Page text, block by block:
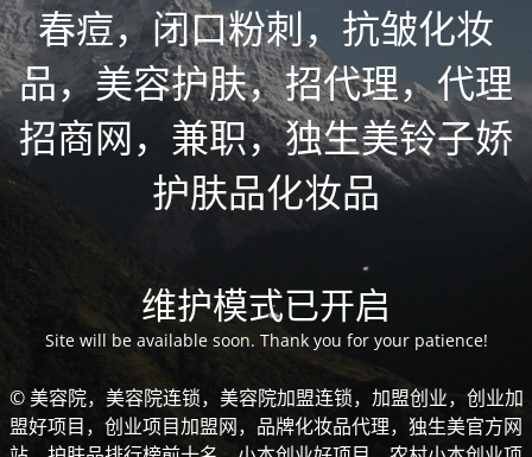
春痘，闭口粉刺，抗皱化妆
品，美容护肤，招代理，代理
招商网，兼职，独生美铃子娇
护肤品化妆品
维护模式已开启
Site will be available soon. Thank you for your patience!
© 美容院，美容院连锁，美容院加盟连锁，加盟创业，创业加
盟好项目，创业项目加盟网，品牌化妆品代理，独生美官方网